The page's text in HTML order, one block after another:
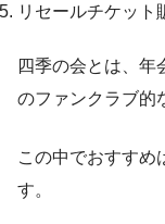
リセールチケット
四季の会とは、年
のファンクラブ的
この中でおすすめ
す。